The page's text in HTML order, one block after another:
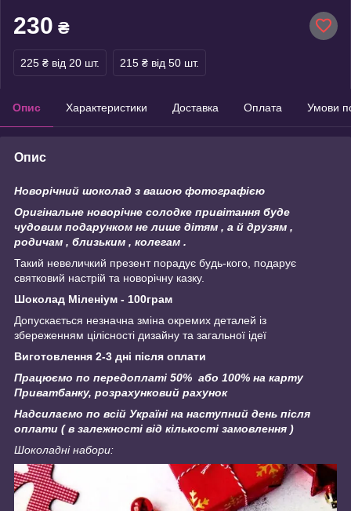
230 ₴
225 ₴ від 20 шт. 215 ₴ від 50 шт.
Опис Характеристики Доставка Оплата Умови
Опис
Новорічний шоколад з вашою фотографією
Оригінальне новорічне солодке привітання буде
чудовим подарунком не лише дітям , а й друзям ,
родичам , близьким , колегам .
Такий невеличкий презент порадує будь-кого, подарує
святковий настрій та новорічну казку.
Шоколад Міленіум - 100грам
Допускається незначна зміна окремих деталей із
збереженням цілісності дизайну та загальної ідеї
Виготовлення 2-3 дні після оплати
Працюємо по передоплаті 50% або 100% на карту
Приватбанку, розрахунковий рахунок
Надсилаємо по всій Україні на наступний день після
оплати ( в залежності від кількості замовлення )
Шоколадні набори: